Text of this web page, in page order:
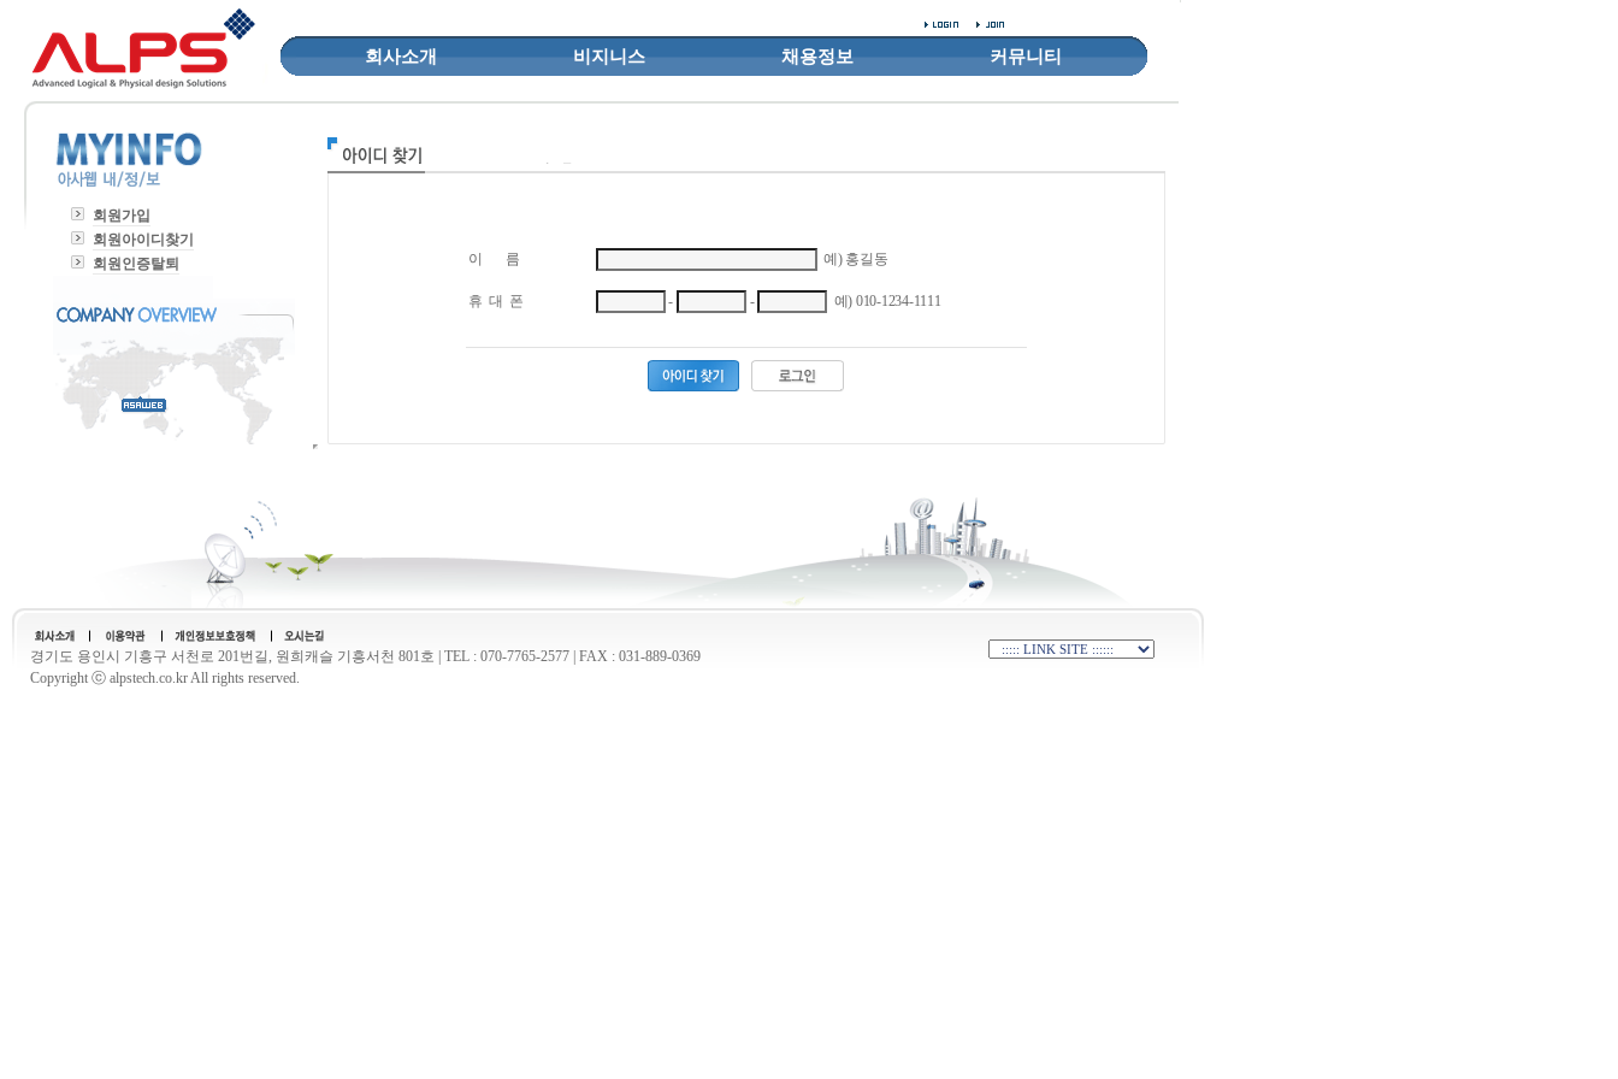
회사소개 비지니스 채용정보 커뮤니티
회원가입
회원아이디찾기
회원인증탈퇴
이 름 예) 홍길동
휴 대 폰 - - 예) 010-1234-1111
경기도 용인시 기흥구 서천로 201번길, 원희캐슬 기흥서천 801호 | TEL : 070-7765-2577 | FAX : 031-889-0369
Copyright ⓒ alpstech.co.kr All rights reserved.